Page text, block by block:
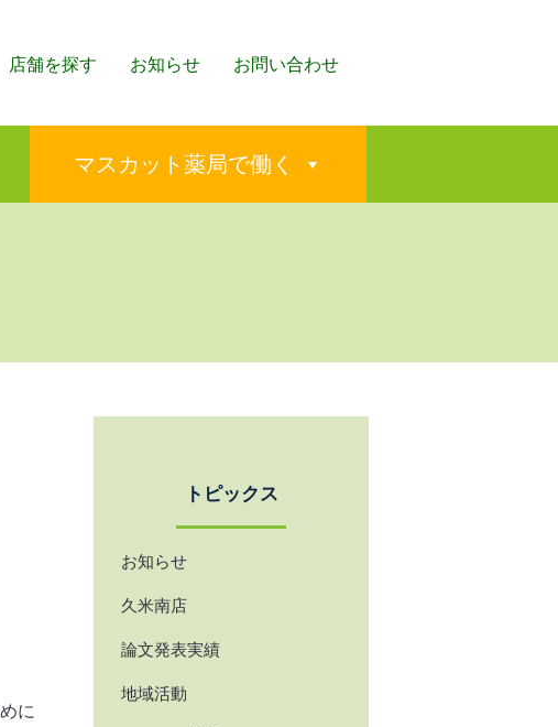
店舗を探す お知らせ お問い合わせ
マスカット薬局で働く
に
トピックス
お知らせ
久米南店
論文発表実績
地域活動